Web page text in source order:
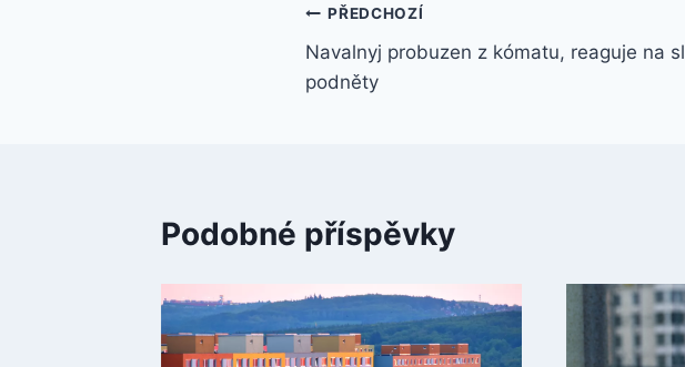
Navigace
pro
PŘEDCHOZÍ
Navalnyj probuzen z kómatu, reaguje na
podněty
Podobné příspěvky